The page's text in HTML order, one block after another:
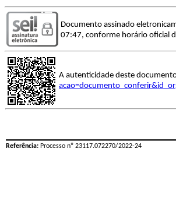
Documento assinado
07:47, conforme horário oficial
A autenticidade deste
Referência: Processo nº 23117.072270/2022-24